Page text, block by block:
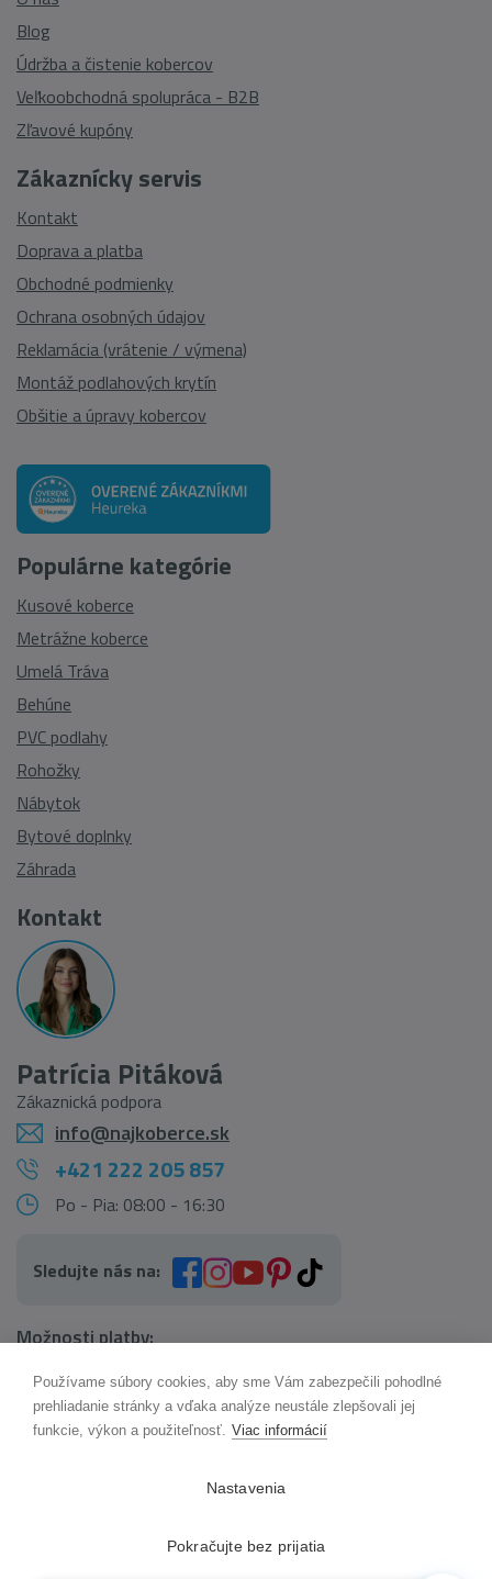
Zákaznícky servis
Kontakt
Doprava a platba
Obchodné podmienky
Ochrana osobných údajov
Reklamácia (vrátenie / výmena)
Montáž podlahových krytín
Obšitie a úpravy kobercov
Blog
Údržba a čistenie kobercov
Veľkoobchodná spolupráca - B2B
Zľavové kupóny
Populárne kategórie
Kusové koberce
Metrážne koberce
Umelá Tráva
Behúne
PVC podlahy
Rohožky
Nábytok
Bytové doplnky
Záhrada
Kontakt
Patrícia Pitáková
Zákaznická podpora
info@najkoberce.sk
+421 222 205 857
Po - Pia: 08:00 - 16:30
Sledujte nás na:
Možnosti platby:
Používame súbory cookies, aby sme Vám zabezpečili pohodlné
prehliadanie stránky a vďaka analýze neustále zlepšovali jej
funkcie, výkon a použiteľnosť. Viac informácií
Nastavenia
Pokračujte bez prijatia
AI pomocník Maxík
Online